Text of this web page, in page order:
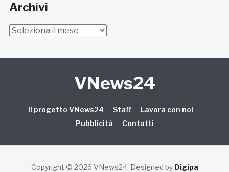
Archivi
Archivi
VNews24
Il progetto VNews24 Staff
Lavora con noi
Pubblicità
Contatti
Copyright © 2026 VNews24. Designed by Digipa